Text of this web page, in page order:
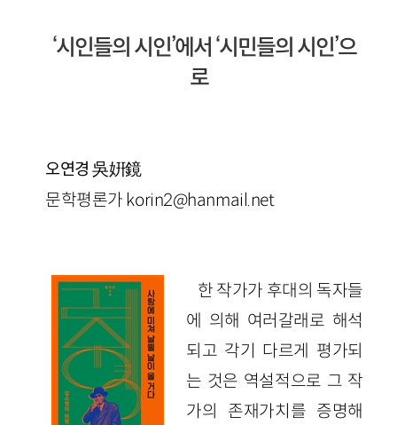
‘시인들의 시인’에서 ‘시민들의 시인’으
로
오연경 吳姸鏡
문학평론가 korin2@hanmail.net
한 작가가 후대의 독자들
에 의해 여러갈래로 해석
되고 각기 다르게 평가되
는 것은 역설적으로 그 작
가의 존재가치를 증명해